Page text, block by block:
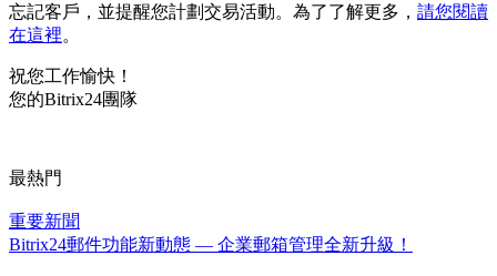
忘記客戶，並提醒您計劃交易活動。為了了解更多， 請您閱讀
在這裡。
祝您工作愉快！
您的Bitrix24團隊
最熱門
重要新聞
Bitrix24郵件功能新動態 — 企業郵箱管理全新升級！